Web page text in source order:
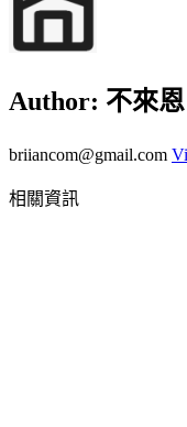
Author: 不來恩
briiancom@gmail.com
相關資訊